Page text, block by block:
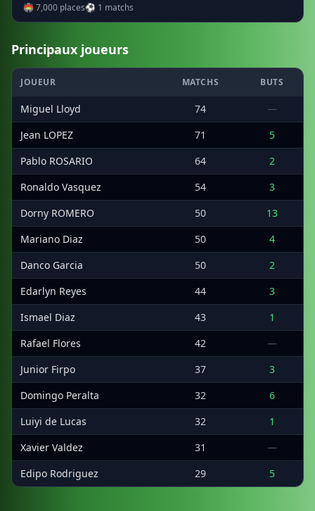
🏟 7,000 places⚽ 1 matchs
Principaux joueurs
JOUEUR MATCHS BUTS
Miguel Lloyd 74
—
Jean LOPEZ
71
5
Pablo ROSARIO
64
2
Ronaldo Vasquez
54
3
Dorny ROMERO
50
13
Mariano Diaz
50
4
Danco Garcia
50
2
Edarlyn Reyes
44
3
Ismael Diaz
43
1
Rafael Flores
42
—
Junior Firpo
37
3
Domingo Peralta
32
6
Luiyi de Lucas
32
1
Xavier Valdez
31
—
Edipo Rodriguez
29 5